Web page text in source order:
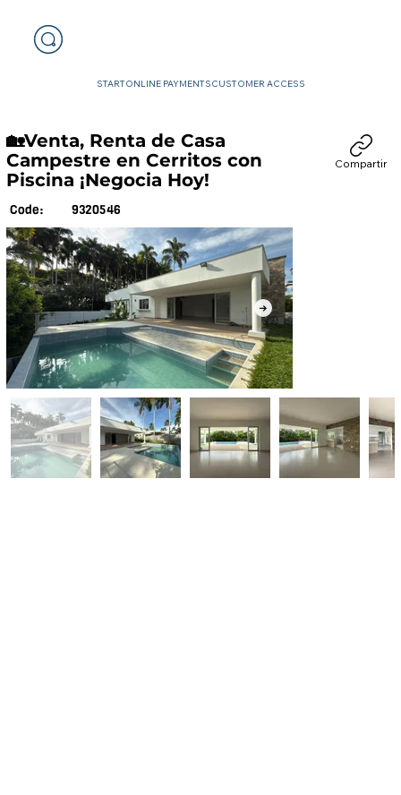
STARTONLINE PAYMENTSCUSTOMER ACCESS
🏡Venta, Renta de Casa
Campestre en Cerritos con
Piscina ¡Negocia Hoy!
Code: 9320546
Compartir